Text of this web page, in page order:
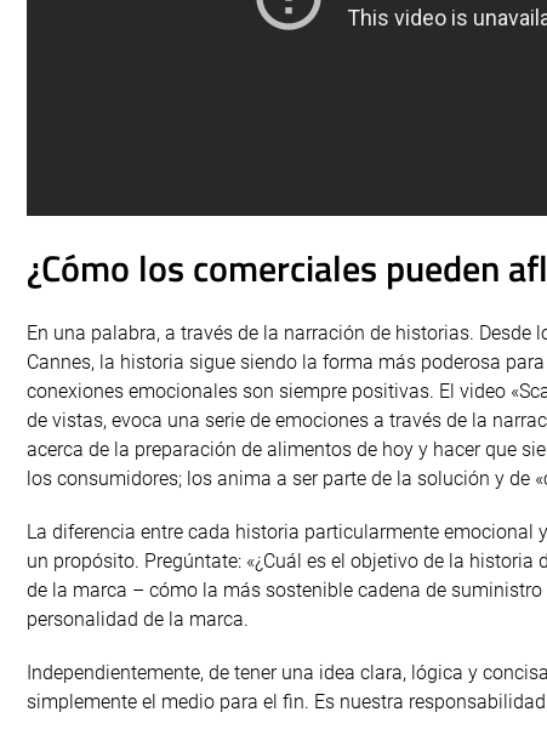
¿Cómo los comerciales pueden
En una palabra, a través de la narración de historias.
Cannes, la historia sigue siendo la forma más poderosa
conexiones emocionales son siempre positivas. El video
de vistas, evoca una serie de emociones a través de la
acerca de la preparación de alimentos de hoy y hacer que
los consumidores; los anima a ser parte de la solución y de
La diferencia entre cada historia particularmente
un propósito. Pregúntate: «¿Cuál es el objetivo de la
de la marca – cómo la más sostenible cadena de
personalidad de la marca.
Independientemente, de tener una idea clara, lógica y
simplemente el medio para el fin. Es nuestra